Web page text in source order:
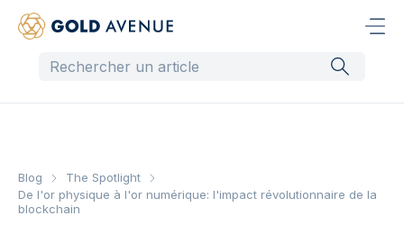
Blog
The Spotlight
De l'or physique à l'or numérique: l'impact révolutionnaire de la
blockchain